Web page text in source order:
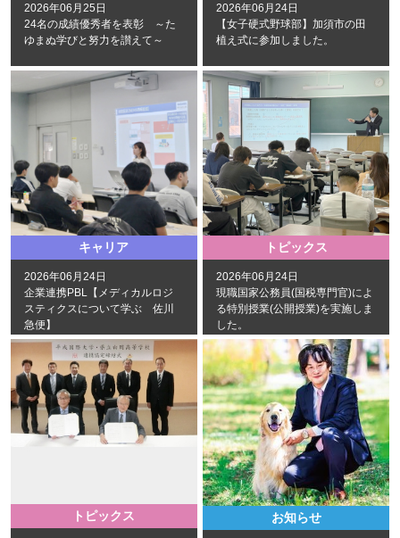
2026年06月25日
24名の成績優秀者を表彰 ～た
ゆまぬ学びと努力を讃えて～
2026年06月24日
【女子硬式野球部】加須市の田
植え式に参加しました。
キャリア
2026年06月24日
企業連携PBL【メディカルロジ
スティクスについて学ぶ 佐川
急便】
トピックス
2026年06月24日
現職国家公務員(国税専門官)によ
る特別授業(公開授業)を実施しま
した。
トピックス お知らせ